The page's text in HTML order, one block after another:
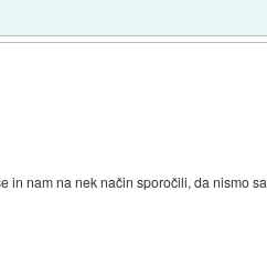
nam na nek način sporočili, da nismo